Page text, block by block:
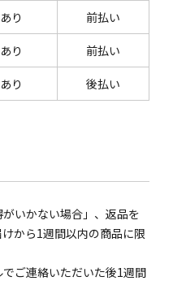
あり 前払い
あり 前払い
あり 後払い
いかない場合」、返品を
から1週間以内の商品に限
ご連絡いただいた後1週間